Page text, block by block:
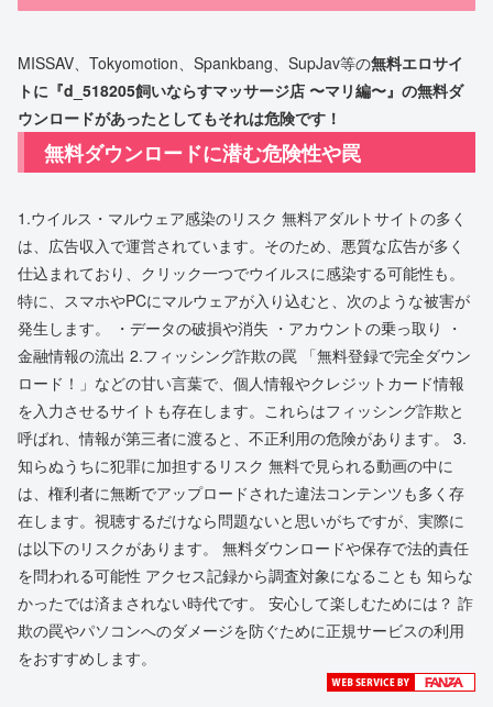
MISSAV、Tokyomotion、Spankbang、SupJav等の無料エロサイ
トに『d_518205飼いならすマッサージ店 〜マリ編〜』の無料ダ
ウンロードがあったとしてもそれは危険です！
無料ダウンロードに潜む危険性や罠
1.ウイルス・マルウェア感染のリスク 無料アダルトサイトの多く
は、広告収入で運営されています。そのため、悪質な広告が多く
仕込まれており、クリック一つでウイルスに感染する可能性も。
特に、スマホやPCにマルウェアが入り込むと、次のような被害が
発生します。 ・データの破損や消失 ・アカウントの乗っ取り ・
金融情報の流出 2.フィッシング詐欺の罠 「無料登録で完全ダウン
ロード！」などの甘い言葉で、個人情報やクレジットカード情報
を入力させるサイトも存在します。これらはフィッシング詐欺と
呼ばれ、情報が第三者に渡ると、不正利用の危険があります。 3.
知らぬうちに犯罪に加担するリスク 無料で見られる動画の中に
は、権利者に無断でアップロードされた違法コンテンツも多く存
在します。視聴するだけなら問題ないと思いがちですが、実際に
は以下のリスクがあります。 無料ダウンロードや保存で法的責任
を問われる可能性 アクセス記録から調査対象になることも 知らな
かったでは済まされない時代です。 安心して楽しむためには？ 詐
欺の罠やパソコンへのダメージを防ぐために正規サービスの利用
をおすすめします。